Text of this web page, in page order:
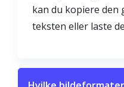
kan du kopiere den
teksten eller laste